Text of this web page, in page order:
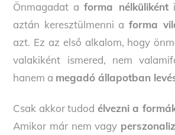
Önmagadat aforma nélküliként
aztán keresztülmenni a forma
azt. Ez az első alkalom, hogy
valakiként ismered, nem
hanem a megadó állapotban
Csak akkor tudod élvezni a
Amikor már nem vagy